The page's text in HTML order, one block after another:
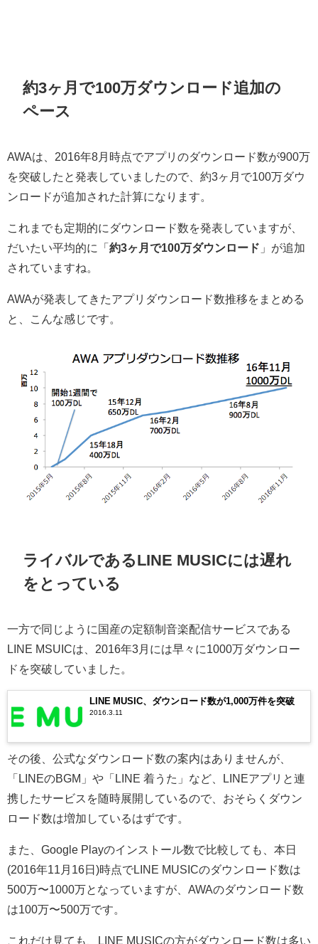
約3ヶ月で100万ダウンロード追加の
ペース
AWAは、2016年8月時点でアプリのダウンロード数が900万
を突破したと発表していましたので、約3ヶ月で100万ダウ
ンロードが追加された計算になります。
これまでも定期的にダウンロード数を発表していますが、
だいたい平均的に「 約3ヶ月で100万ダウンロード 」が追加
されていますね。
AWAが発表してきたアプリダウンロード数推移をまとめる
と、こんな感じです。
ライバルであるLINE MUSICには遅れ
をとっている
一方で同じように国産の定額制音楽配信サービスである
LINE MSUICは、2016年3月には早々に1000万ダウンロー
ドを突破していました。
LINE MUSIC、ダウンロード数が1,000万件を突破
2016.3.11
その後、公式なダウンロード数の案内はありませんが、
「LINEのBGM」や「LINE 着うた」など、LINEアプリと連
携したサービスを随時展開しているので、おそらくダウン
ロード数は増加しているはずです。
また、Google Playのインストール数で比較しても、本日
(2016年11月16日)時点でLINE MUSICのダウンロード数は
500万〜1000万となっていますが、AWAのダウンロード数
は100万〜500万です。
これだけ見ても、LINE MUSICの方がダウンロード数は多い